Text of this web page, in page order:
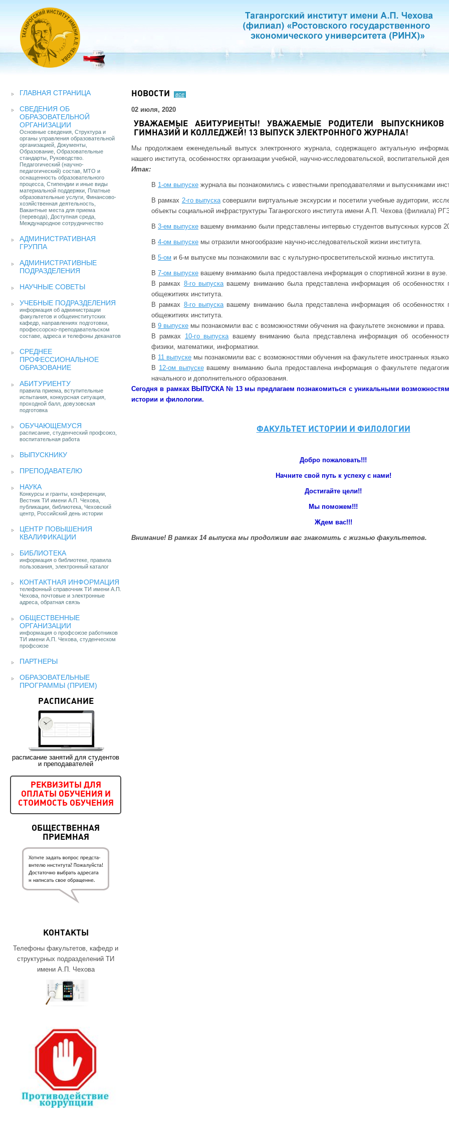
ГЛАВНАЯ СТРАНИЦА
СВЕДЕНИЯ ОБ
ОБРАЗОВАТЕЛЬНОЙ
ОРГАНИЗАЦИИ
Основные сведения, Структура и
органы управления образовательной
организацией, Документы,
Образование, Образовательные
стандарты, Руководство.
Педагогический (научно-
педагогический) состав, МТО и
оснащенность образовательного
процесса, Стипендии и иные виды
материальной поддержки, Платные
образовательные услуги, Финансово-
хозяйственная деятельность,
Вакантные места для приема
(перевода), Доступная среда,
Международное сотрудничество
АДМИНИСТРАТИВНАЯ
ГРУППА
АДМИНИСТРАТИВНЫЕ
ПОДРАЗДЕЛЕНИЯ
НАУЧНЫЕ СОВЕТЫ
УЧЕБНЫЕ ПОДРАЗДЕЛЕНИЯ
информация об администрации
факультетов и общеинститутских
кафедр, направлениях подготовки,
профессорско-преподавательском
составе, адреса и телефоны деканатов
СРЕДНЕЕ
ПРОФЕССИОНАЛЬНОЕ
ОБРАЗОВАНИЕ
АБИТУРИЕНТУ
правила приема, вступительные
испытания, конкурсная ситуация,
проходной балл, довузовская
подготовка
ОБУЧАЮЩЕМУСЯ
расписание, студенческий профсоюз,
воспитательная работа
ВЫПУСКНИКУ
ПРЕПОДАВАТЕЛЮ
НАУКА
Конкурсы и гранты, конференции,
Вестник ТИ имени А.П. Чехова,
публикации, библиотека, Чеховский
центр, Российский день истории
ЦЕНТР ПОВЫШЕНИЯ
КВАЛИФИКАЦИИ
БИБЛИОТЕКА
информация о библиотеке, правила
пользования, электронный каталог
КОНТАКТНАЯ ИНФОРМАЦИЯ
телефонный справочник ТИ имени А.П.
Чехова, почтовые и электронные
адреса, обратная связь
ОБЩЕСТВЕННЫЕ
ОРГАНИЗАЦИИ
информация о профсоюзе работников
ТИ имени А.П. Чехова, студенческом
профсоюзе
ПАРТНЕРЫ
ОБРАЗОВАТЕЛЬНЫЕ
ПРОГРАММЫ (ПРИЕМ)
РАСПИСАНИЕ
расписание занятий для студентов
и преподавателей
РЕКВИЗИТЫ ДЛЯ
ОПЛАТЫ ОБУЧЕНИЯ И
СТОИМОСТЬ ОБУЧЕНИЯ
ОБЩЕСТВЕННАЯ
ПРИЕМНАЯ
КОНТАКТЫ
Телефоны факультетов, кафедр и
структурных подразделений ТИ
имени А.П. Чехова
НОВОСТИ все
02 июля, 2020
УВАЖАЕМЫЕ АБИТУРИЕНТЫ! УВАЖАЕМЫЕ РОДИТЕЛИ
ГИМНАЗИЙ И КОЛЛЕДЖЕЙ! 13 ВЫПУСК ЭЛЕКТРОННОГО ЖУРНАЛА!
Мы продолжаем еженедельный выпуск электронного журнала, содержащего актуальную
нашего института, особенностях организации учебной, научно-исследовательской, воспитательной
Итак:
В 1-ом выпуске журнала вы познакомились с известными преподавателями и выпускниками
В рамках 2-го выпускасовершили виртуальные экскурсии и посетили учебные аудитории,
объекты социальной инфраструктуры Таганрогского института имени А.П. Чехова (филиала)
В 3-ем выпуске вашему вниманию были представлены интервью студентов выпускных курсов
В 4-ом выпуске мы отразили многообразие научно-исследовательской жизни института.
В 5-ом и 6-м выпуске мы познакомили вас с культурно-просветительской жизнью института.
В 7-ом выпуске вашему вниманию была предоставлена информация о спортивной жизни в вузе.
В рамках 8-го выпускавашему вниманию была представлена информация об особенностях
общежитиях института.
В рамках 8-го выпускавашему вниманию была представлена информация об особенностях
общежитиях института.
В 9 выпуске мы познакомили вас с возможностями обучения на факультете экономики и права.
В рамках 10-го выпускавашему вниманию была представлена информация об
физики, математики, информатики.
В 11 выпуске мы познакомили вас с возможностями обучения на факультете иностранных
В 12-ом выпускевашему вниманию была предоставлена информация о факультете
начального и дополнительного образования.
Сегодня в рамках ВЫПУСКА № 13 мы предлагаем познакомиться с уникальными
истории и филологии.
ФАКУЛЬТЕТ ИСТОРИИ И ФИЛОЛОГИИ
Добро пожаловать!!!
Начните свой путь к успеху с нами!
Достигайте цели!!
Мы поможем!!!
Ждем вас!!!
Внимание! В рамках 14 выпуска мы продолжим вас знакомить с жизнью факультетов.